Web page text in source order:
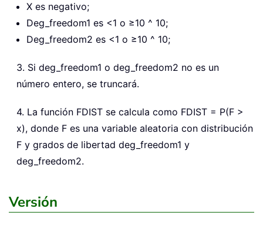
X es negativo;
Deg_freedom1 es <1 o ≥10 ^ 10;
Deg_freedom2 es <1 o ≥10 ^ 10;
3. Si deg_freedom1 o deg_freedom2 no es un
número entero, se truncará.
4. La función FDIST se calcula como FDIST = P(F >
x), donde F es una variable aleatoria con distribución
F y grados de libertad deg_freedom1 y
deg_freedom2.
Versión